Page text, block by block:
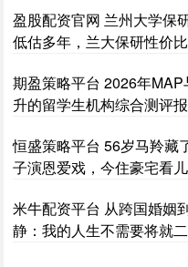
盈股配资官网 兰州大学保
低估多年，兰大保研性价
期盈策略平台 2026年
升的留学生机构综合测评
恒盛策略平台 56岁马羚藏
子演恩爱戏，今住豪宅看
米牛配资平台 从跨国婚姻
静：我的人生不需要将就